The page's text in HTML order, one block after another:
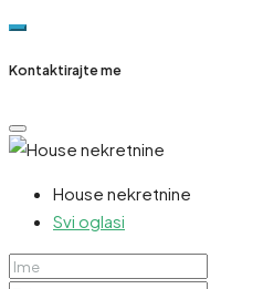
Kontaktirajte me
House nekretnine
Svi oglasi